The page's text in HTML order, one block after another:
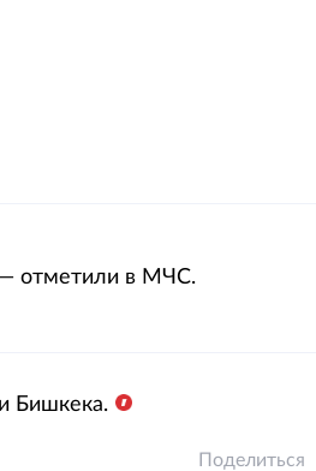
— отметили в МЧС.
Бишкека.
Поделиться